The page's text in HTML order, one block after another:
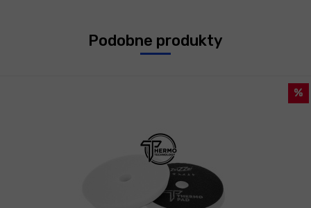
Podobne produkty